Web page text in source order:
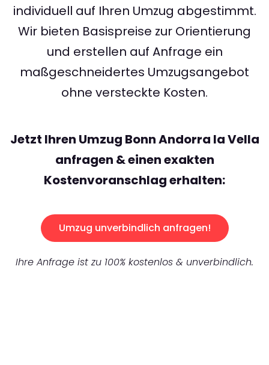
individuell auf Ihren Umzug abgestimmt.
Wir bieten Basispreise zur Orientierung
und erstellen auf Anfrage ein
maßgeschneidertes Umzugsangebot
ohne versteckte Kosten.
Jetzt Ihren Umzug Bonn Andorra la Vella
anfragen & einen exakten
Kostenvoranschlag erhalten:
Umzug unverbindlich anfragen!
Ihre Anfrage ist zu 100% kostenlos & unverbindlich.